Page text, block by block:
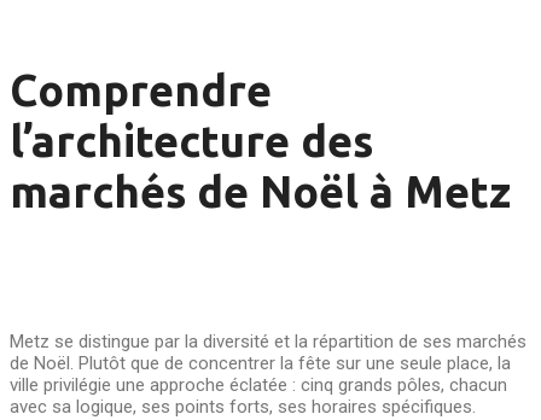
Comprendre
l’architecture des
marchés de Noël à Metz
Metz se distingue par la diversité et la répartition de ses marchés
de Noël. Plutôt que de concentrer la fête sur une seule place, la
ville privilégie une approche éclatée : cinq grands pôles, chacun
avec sa logique, ses points forts, ses horaires spécifiques.